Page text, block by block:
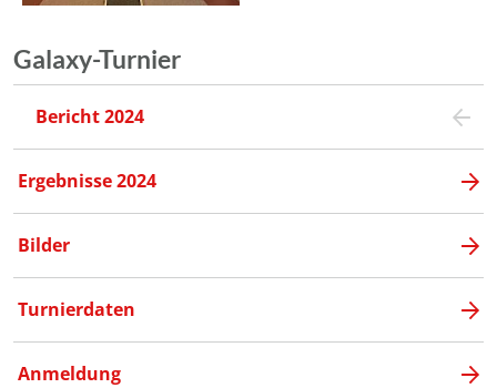
Galaxy-Turnier
Bericht 2024
Ergebnisse 2024
Bilder
Turnierdaten
Anmeldung